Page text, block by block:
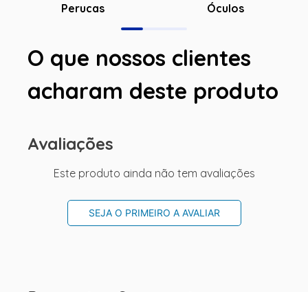
Perucas Óculos
O que nossos clientes
acharam deste produto
Avaliações
Este produto ainda não tem avaliações
SEJA O PRIMEIRO A AVALIAR